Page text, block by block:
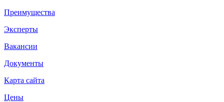
Преимущества
Эксперты
Вакансии
Документы
Карта сайта
Цены